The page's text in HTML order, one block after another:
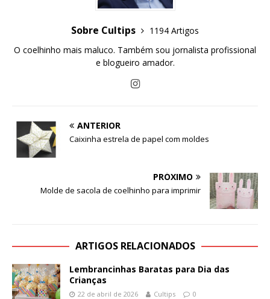
Sobre Cultips
1194 Artigos
O coelhinho mais maluco. Também sou jornalista profissional
e blogueiro amador.
ANTERIOR
Caixinha estrela de papel com moldes
PRÓXIMO
Molde de sacola de coelhinho para imprimir
ARTIGOS RELACIONADOS
Lembrancinhas Baratas para Dia das
Crianças
22 de abril de 2026 Cultips 0